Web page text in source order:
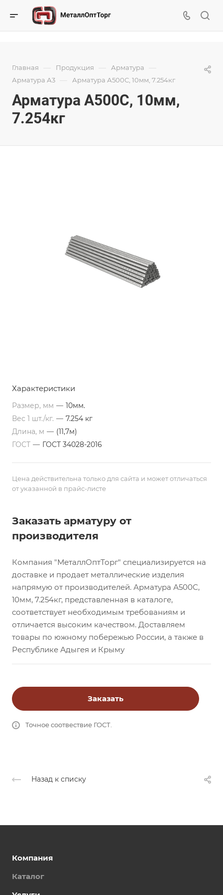
Главная — Продукция — Арматура —
Арматура А3 — Арматура А500С, 10мм, 7.254кг
Арматура А500С, 10мм,
7.254кг
Характеристики
Размер, мм — 10мм.
Вес 1 шт./кг. — 7.254 кг
Длина, м — (11,7м)
ГОСТ — ГОСТ 34028-2016
Цена действительна только для сайта и может отличаться
от указанной в прайс-листе
Заказать арматуру от
производителя
Компания "МеталлОптТорг" специализируется на
доставке и продает металлические изделия
напрямую от производителей. Арматура А500С,
10мм, 7.254кг, представленная в каталоге,
соответствует необходимым требованиям и
отличается высоким качеством. Доставляем
товары по южному побережью России, а также в
Республике Адыгея и Крыму
Заказать
Точное соотвествие ГОСТ.
Назад к списку
Компания
Каталог